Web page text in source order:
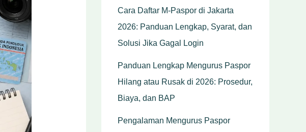
Cara Daftar M-Paspor di Jakarta
2026: Panduan Lengkap, Syarat, dan
Solusi Jika Gagal Login
Panduan Lengkap Mengurus Paspor
Hilang atau Rusak di 2026: Prosedur,
Biaya, dan BAP
Pengalaman Mengurus Paspor